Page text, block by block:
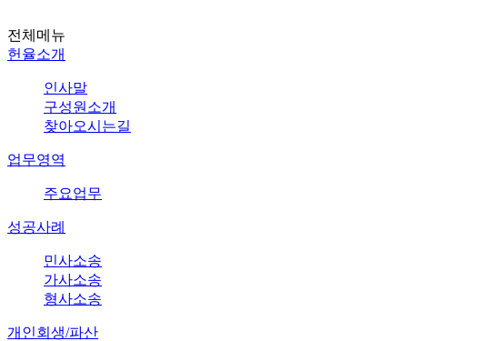
전체메뉴
헌율소개
인사말
구성원소개
찾아오시는길
업무영역
주요업무
성공사례
민사소송
가사소송
형사소송
개인회생/파산